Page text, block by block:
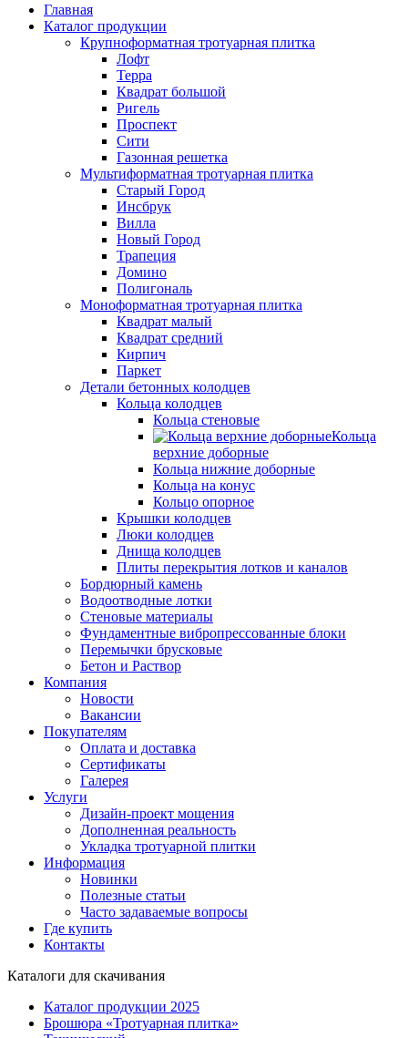
Главная
Каталог продукции
Крупноформатная тротуарная плитка
Лофт
Терра
Квадрат большой
Ригель
Проспект
Сити
Газонная решетка
Мультиформатная тротуарная плитка
Старый Город
Инсбрук
Вилла
Новый Город
Трапеция
Домино
Полигональ
Моноформатная тротуарная плитка
Квадрат малый
Квадрат средний
Кирпич
Паркет
Детали бетонных колодцев
Кольца колодцев
Кольца стеновые
Кольца
верхние доборные
Кольца нижние доборные
Кольца на конус
Кольцо опорное
Крышки колодцев
Люки колодцев
Днища колодцев
Плиты перекрытия лотков и каналов
Бордюрный камень
Водоотводные лотки
Стеновые материалы
Фундаментные вибропрессованные блоки
Перемычки брусковые
Бетон и Раствор
Компания
Новости
Вакансии
Покупателям
Оплата и доставка
Сертификаты
Галерея
Услуги
Дизайн-проект мощения
Дополненная реальность
Укладка тротуарной плитки
Информация
Новинки
Полезные статьи
Часто задаваемые вопросы
Где купить
Контакты
Каталоги для скачивания
Каталог продукции 2025
Брошюра «Тротуарная плитка»